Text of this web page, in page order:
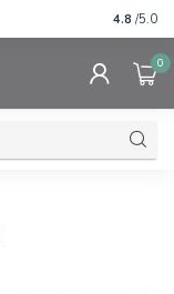
Gratis
4.8 /5.0
0